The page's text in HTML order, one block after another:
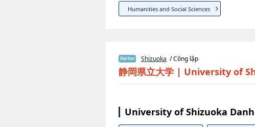
Humanities and Social Sciences
Shizuoka / Công lập
静岡県立大学 | University of
University of Shizuoka